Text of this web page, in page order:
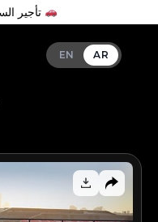
EN AR